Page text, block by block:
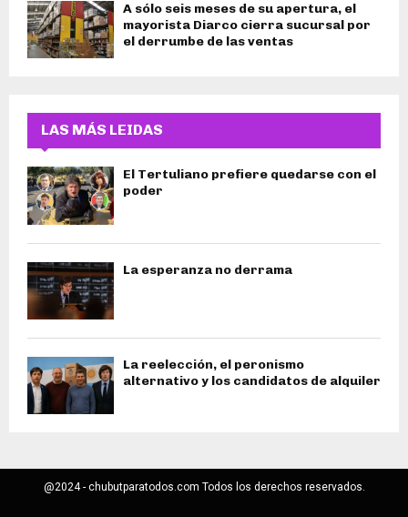
A sólo seis meses de su apertura, el
mayorista Diarco cierra sucursal por
el derrumbe de las ventas
LAS MÁS LEIDAS
El Tertuliano prefiere quedarse con el
poder
La esperanza no derrama
La reelección, el peronismo
alternativo y los candidatos de alquiler
@2024 - chubutparatodos.com Todos los derechos reservados.